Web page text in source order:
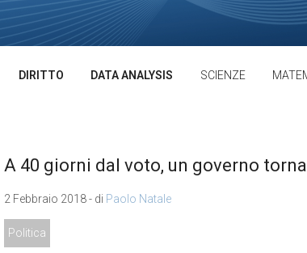
DIRITTO DATA ANALYSIS SCIENZE
A 40 giorni dal voto, un governo
2 Febbraio 2018 - di Paolo Natale
Politica